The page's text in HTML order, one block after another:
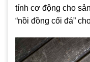
tính cơ động cho
“nồi đồng cối đá”